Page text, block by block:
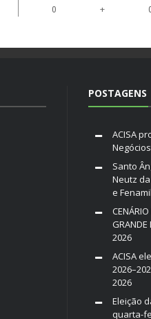
0 +
POSTAGENS
ACISA
Santo
Neutz
e
GRANDE
2026
ACISA
2026
Eleição
quarta-